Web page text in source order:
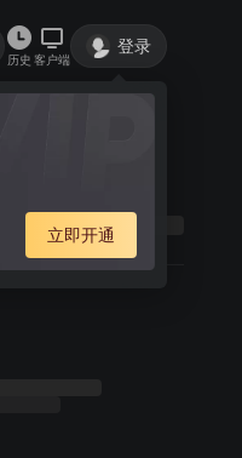
历史 客户端
登录
立即开通